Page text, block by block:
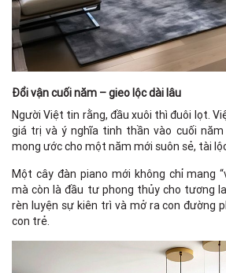
Đổi vận cuối năm – gieo lộc dài lâu
Người Việt tin rằng, đầu xuôi thì đuôi lọt.
giá trị và ý nghĩa tinh thần vào cuối
mong ước cho một năm mới suôn sẻ, tài
Một cây đàn piano mới không chỉ mang
mà còn là đầu tư phong thủy cho tương
rèn luyện sự kiên trì và mở ra con đường
con trẻ.